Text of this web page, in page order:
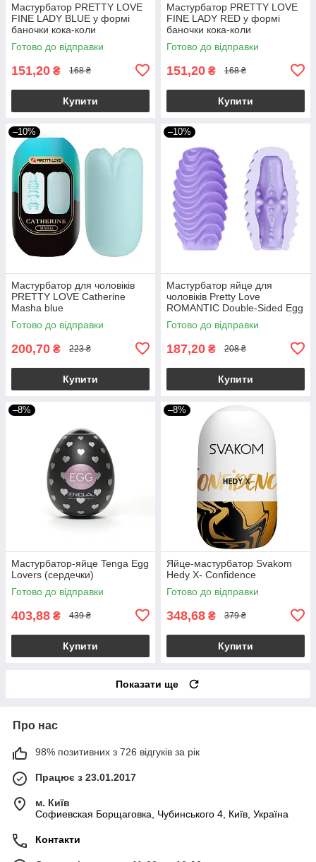
Мастурбатор PRETTY LOVE
FINE LADY BLUE у формі
баночки кока-коли
непомітний
Готово до відправки
151,20 ₴ 168 ₴
Купити
Мастурбатор PRETTY LOVE
FINE LADY RED у формі
баночки кока-коли
непомітний
Готово до відправки
151,20 ₴ 168 ₴
Купити
–10%
Мастурбатор для чоловіків
PRETTY LOVE Catherine
Masha blue
Готово до відправки
200,70 ₴ 223 ₴
Купити
–10%
Мастурбатор яйце для
чоловіків Pretty Love
ROMANTIC Double-Sided Egg
двостороннє
Готово до відправки
187,20 ₴ 208 ₴
Купити
–8%
Мастурбатор-яйце Tenga Egg
Lovers (сердечки)
Готово до відправки
403,88 ₴ 439 ₴
Купити
–8%
Яйце-мастурбатор Svakom
Hedy X- Confidence
Готово до відправки
348,68 ₴ 379 ₴
Купити
Показати ще
Про нас
98% позитивних з 726 відгуків за рік
Працює з 23.01.2017
м. Київ
Софиевская Борщаговка, Чубинського 4, Київ, Україна
Контакти